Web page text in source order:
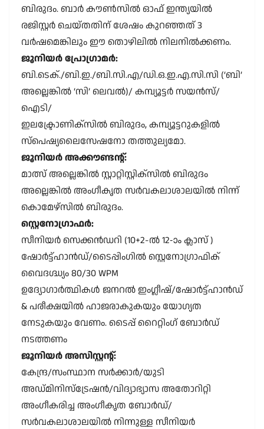
ബിരുദം. ബാർ കൗൺസിൽ ഓഫ് ഇന്ത്യയിൽ
രജിസ്റ്റർ ചെയ്തതിന് ശേഷം കുറഞ്ഞത് 3
വർഷമെങ്കിലും ഈ തൊഴിലിൽ നിലനിൽക്കണം.
ജൂനിയർ പ്രോഗ്രാമർ:
ബി.ടെക്./ബി.ഇ./ബി.സി.എ/ഡി.ഒ.ഇ.എ.സി.സി (‘ബി’
അല്ലെങ്കിൽ ‘സി’ ലെവൽ)/ കമ്പ്യൂട്ടർ സയൻസ്/
ഐടി/
ഇലക്ട്രോണിക്സിൽ ബിരുദം, കമ്പ്യൂട്ടറുകളിൽ
സ്പെഷ്യലൈസേഷനോ തത്തുല്യമോ.
ജൂനിയർ അക്കൗണ്ടന്റ്:
മാത്സ് അല്ലെങ്കിൽ സ്റ്റാറ്റിസ്റ്റിക്സിൽ ബിരുദം
അല്ലെങ്കിൽ അംഗീകൃത സർവകലാശാലയിൽ നിന്ന്
കൊമേഴ്സിൽ ബിരുദം.
സ്റ്റെനോഗ്രാഫർ:
സീനിയർ സെക്കൻഡറി (10+2-ൽ 12-ാം ക്ലാസ് )
ഷോർട്ട്ഹാൻഡ്/ടൈപ്പിംഗിൽ സ്റ്റെനോഗ്രാഫിക്
വൈദഗ്ദ്ധ്യം 80/30 WPM
ഉദ്യോഗാർത്ഥികൾ ജനറൽ ഇംഗ്ലീഷ്/ഷോർട്ട്ഹാൻഡ്
& പരീക്ഷയിൽ ഹാജരാകുകയും യോഗ്യത
നേടുകയും വേണം. ടൈപ്പ് റൈറ്റിംഗ് ബോർഡ്
നടത്തണം
ജൂനിയർ അസിസ്റ്റന്റ്:
കേന്ദ്ര/സംസ്ഥാന സർക്കാർ/യുടി
അഡ്മിനിസ്ട്രേഷൻ/വിദ്യാഭ്യാസ അതോറിറ്റി
അംഗീകരിച്ച അംഗീകൃത ബോർഡ്/
സർവകലാശാലയിൽ നിന്നുള്ള സീനിയർ